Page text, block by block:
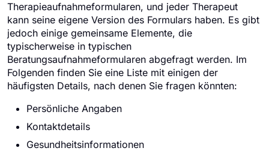
Therapieaufnahmeformularen, und jeder Therapeut
kann seine eigene Version des Formulars haben. Es gibt
jedoch einige gemeinsame Elemente, die
typischerweise in typischen
Beratungsaufnahmeformularen abgefragt werden. Im
Folgenden finden Sie eine Liste mit einigen der
häufigsten Details, nach denen Sie fragen könnten:
Persönliche Angaben
Kontaktdetails
Gesundheitsinformationen